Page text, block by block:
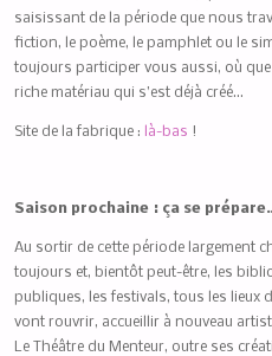
saisissant de la période que nous
fiction, le poème, le pamphlet ou le
toujours participer vous aussi, où
riche matériau qui s’est déjà créé…
Site de la fabrique : là-bas !
Saison prochaine : ça se
Au sortir de cette période largement
toujours et, bientôt peut-être, les
publiques, les festivals, tous les lieux
vont rouvrir, accueillir à nouveau
Le Théâtre du Menteur, outre ses